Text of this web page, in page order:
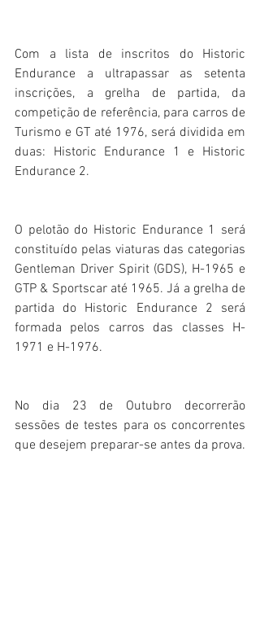
Com a lista de inscritos do Historic
Endurance a ultrapassar as setenta
inscrições, a grelha de partida, da
competição de referência, para carros de
Turismo e GT até 1976, será dividida em
duas: Historic Endurance 1 e Historic
Endurance 2.
O pelotão do Historic Endurance 1 será
constituído pelas viaturas das categorias
Gentleman Driver Spirit (GDS), H-1965 e
GTP & Sportscar até 1965. Já a grelha de
partida do Historic Endurance 2 será
formada pelos carros das classes H-
1971 e H-1976.
No dia 23 de Outubro decorrerão
sessões de testes para os concorrentes
que desejem preparar-se antes da prova.